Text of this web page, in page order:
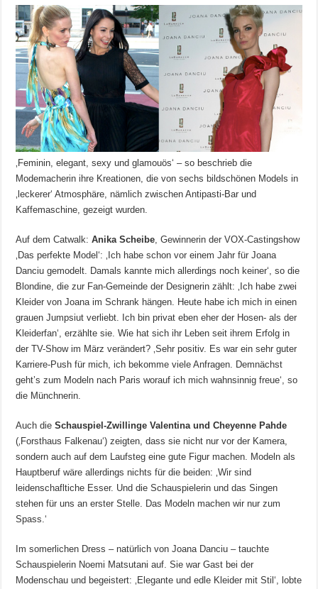
‚Feminin, elegant, sexy und glamouös‘ – so beschrieb die
Modemacherin ihre Kreationen, die von sechs bildschönen Models in
‚leckerer‘ Atmosphäre, nämlich zwischen Antipasti-Bar und
Kaffemaschine, gezeigt wurden.
Auf dem Catwalk:Anika Scheibe , Gewinnerin der VOX-Castingshow
‚Das perfekte Model‘: ‚Ich habe schon vor einem Jahr für Joana
Danciu gemodelt. Damals kannte mich allerdings noch keiner‘, so die
Blondine, die zur Fan-Gemeinde der Designerin zählt: ‚Ich habe zwei
Kleider von Joana im Schrank hängen. Heute habe ich mich in einen
grauen Jumpsiut verliebt. Ich bin privat eben eher der Hosen- als der
Kleiderfan‘, erzählte sie. Wie hat sich ihr Leben seit ihrem Erfolg in
der TV-Show im März verändert? ‚Sehr positiv. Es war ein sehr guter
Karriere-Push für mich, ich bekomme viele Anfragen. Demnächst
geht’s zum Modeln nach Paris worauf ich mich wahnsinnig freue‘, so
die Münchnerin.
Auch dieSchauspiel-Zwillinge Valentina und Cheyenne Pahde
(‚Forsthaus Falkenau‘) zeigten, dass sie nicht nur vor der Kamera,
sondern auch auf dem Laufsteg eine gute Figur machen. Modeln als
Hauptberuf wäre allerdings nichts für die beiden: ‚Wir sind
leidenschafltiche Esser. Und die Schauspielerin und das Singen
stehen für uns an erster Stelle. Das Modeln machen wir nur zum
Spass.‘
Im somerlichen Dress – natürlich von Joana Danciu – tauchte
Schauspielerin Noemi Matsutani auf. Sie war Gast bei der
Modenschau und begeistert: ‚Elegante und edle Kleider mit Stil‘, lobte